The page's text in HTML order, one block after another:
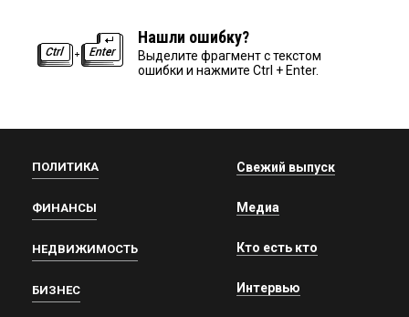
Нашли ошибку?
Выделите фрагмент с текстом
ошибки и нажмите Ctrl + Enter.
ПОЛИТИКА
ФИНАНСЫ
НЕДВИЖИМОСТЬ
БИЗНЕС
Свежий выпуск
Медиа
Кто есть кто
Интервью